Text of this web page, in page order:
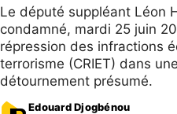
Le député suppléant Léon
condamné, mardi 25 juin
répression des infractions
terrorisme (CRIET) dans
détournement présumé.
Edouard Djogbénou